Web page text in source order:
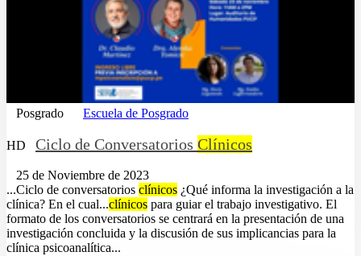
Posgrado Escuela de Posgrado
HD Ciclo de Conversatorios Clínicos
25 de Noviembre de 2023
...Ciclo de conversatorios clínicos ¿Qué informa la investigación a la
clínica? En el cual...clínicos para guiar el trabajo investigativo. El
formato de los conversatorios se centrará en la presentación de una
investigación concluida y la discusión de sus implicancias para la
clínica psicoanalítica...